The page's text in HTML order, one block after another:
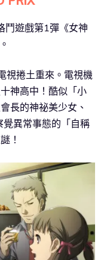
鬥遊戲第1彈《女神
視捲土重來。電視機
神高中！酷似「小
長的神祕美少女、
異常事態的「自稱
！